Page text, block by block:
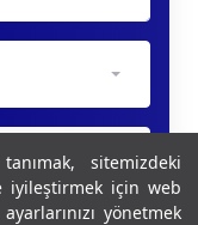
sitemizdeki
iyileştirmek için web
yönetmek